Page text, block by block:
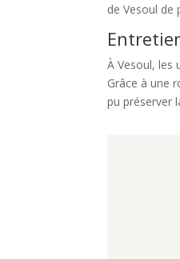
de Vesoul de
À Vesoul, les
Grâce à une
pu préserver